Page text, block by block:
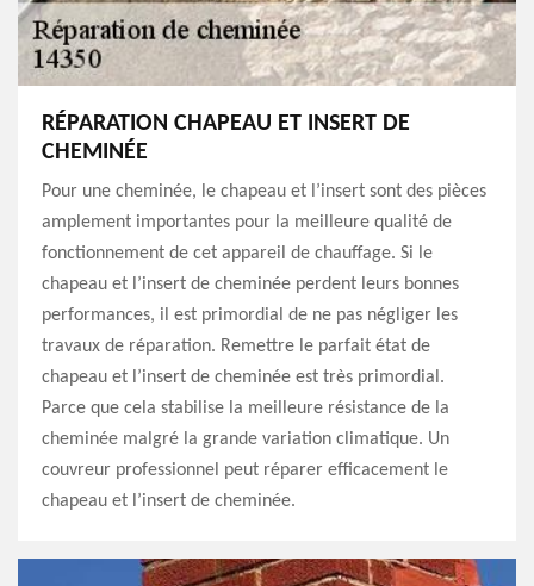
RÉPARATION CHAPEAU ET INSERT DE
CHEMINÉE
Pour une cheminée, le chapeau et l’insert sont des pièces
amplement importantes pour la meilleure qualité de
fonctionnement de cet appareil de chauffage. Si le
chapeau et l’insert de cheminée perdent leurs bonnes
performances, il est primordial de ne pas négliger les
travaux de réparation. Remettre le parfait état de
chapeau et l’insert de cheminée est très primordial.
Parce que cela stabilise la meilleure résistance de la
cheminée malgré la grande variation climatique. Un
couvreur professionnel peut réparer efficacement le
chapeau et l’insert de cheminée.